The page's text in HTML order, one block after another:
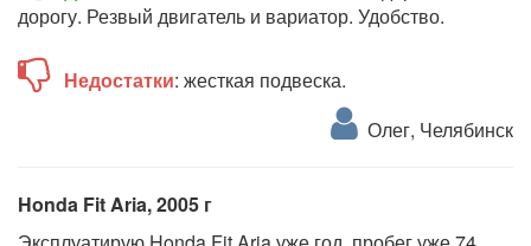
дорогу. Резвый двигатель и вариатор. Удобство.
Недостатки: жесткая подвеска.
Олег, Челябинск
Honda Fit Aria, 2005 г